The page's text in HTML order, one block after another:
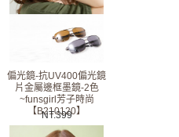
偏光鏡-抗UV400偏光鏡
片金屬邊框墨鏡-2色
~funsgirl芳子時尚
【B210120】
NT.399